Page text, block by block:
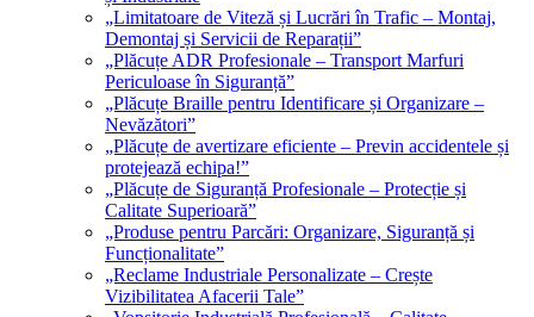
„Limitatoare de Viteză și Lucrări în Trafic – Montaj,
Demontaj și Servicii de Reparații”
„Plăcuțe ADR Profesionale – Transport Marfuri
Periculoase în Siguranță”
„Plăcuțe Braille pentru Identificare și Organizare –
Nevăzători”
„Plăcuțe de avertizare eficiente – Previn accidentele și
protejează echipa!”
„Plăcuțe de Siguranță Profesionale – Protecție și
Calitate Superioară”
„Produse pentru Parcări: Organizare, Siguranță și
Funcționalitate”
„Reclame Industriale Personalizate – Crește
Vizibilitatea Afacerii Tale”